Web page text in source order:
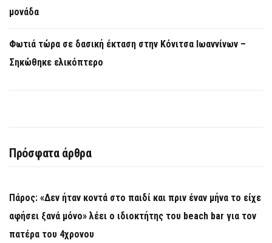
μονάδα
Φωτιά τώρα σε δασική έκταση στην Κόνιτσα Ιωαννίνων –
Σηκώθηκε ελικόπτερο
Πρόσφατα άρθρα
Πάρος: «Δεν ήταν κοντά στο παιδί και πριν έναν μήνα το είχε
αφήσει ξανά μόνο» λέει ο ιδιοκτήτης του beach bar για τον
πατέρα του 4χρονου